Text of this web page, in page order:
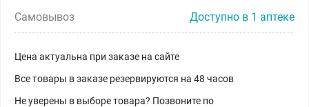
Самовывоз Доступно в 1 аптеке
Цена актуальна при заказе на сайте
Все товары в заказе резервируются на 48 часов
Не уверены в выборе товара? Позвоните по